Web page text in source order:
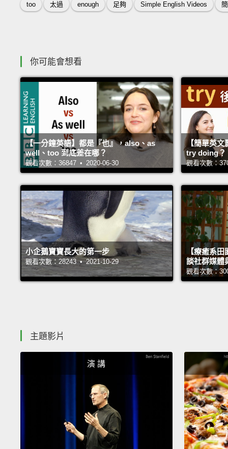
too 太過 enough 足夠 Simple English Videos
你可能會想看
【一分鐘英語】都是『也』，also、as
well、too 到底差在哪？
觀看次數：36847 • 2020-06-30
【簡單英文
try doing？
觀看次數：
小企鵝寶寶長大的第一步
觀看次數：28243 • 2021-10-29
【療癒系
談社群媒體
觀看次數：
主題影片
演 講